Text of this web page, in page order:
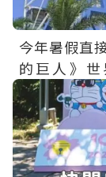
今年暑假直
的巨人》
輪」，還有
收集